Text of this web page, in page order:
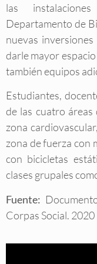
las
Departamento de
nuevas
darle mayor
también equipos
Estudiantes,
de las cuatro
zona
zona de fuerza con
con bicicletas
clases grupales
Fuente:
Corpas Social. 2020